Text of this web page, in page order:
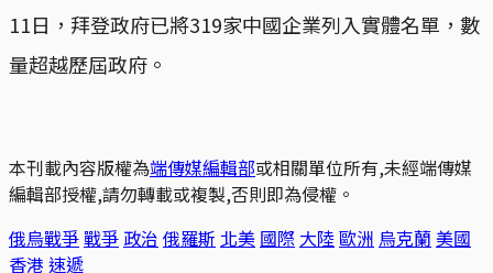
11日，拜登政府已將319家中國企業列入實體名單，數
量超越歷屆政府。
本刊載內容版權為端傳媒編輯部或相關單位所有,未經端傳媒
編輯部授權,請勿轉載或複製,否則即為侵權。
俄烏戰爭戰爭 政治 俄羅斯 北美 國際 大陸歐洲 烏克蘭 美國
香港 速遞